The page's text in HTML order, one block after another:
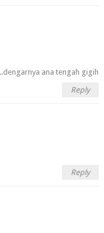
ana tengah gigih
Reply
Reply